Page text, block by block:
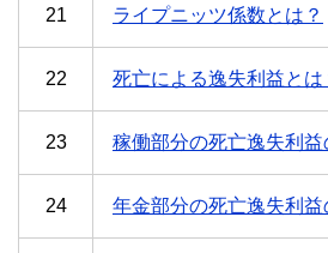
21 ライプニッツ係数とは？
22 死亡による逸失利益とは
23 稼働部分の死亡逸失利益
24 年金部分の死亡逸失利益